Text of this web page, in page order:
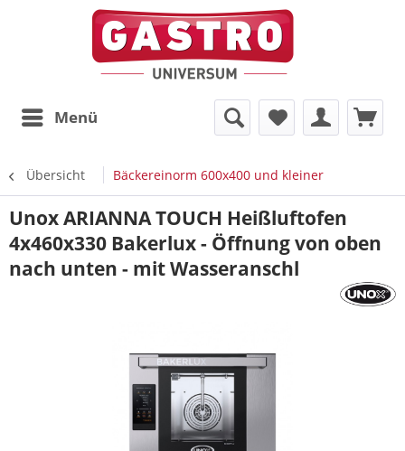
Menü
Übersicht Bäckereinorm 600x400 und kleiner
Unox ARIANNA TOUCH Heißluftofen
4x460x330 Bakerlux - Öffnung von oben
nach unten - mit Wasseranschl